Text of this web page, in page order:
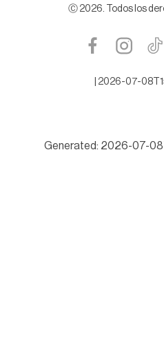
Ⓒ 2026. Todos los
2026-07-
Generated: 2026-07-